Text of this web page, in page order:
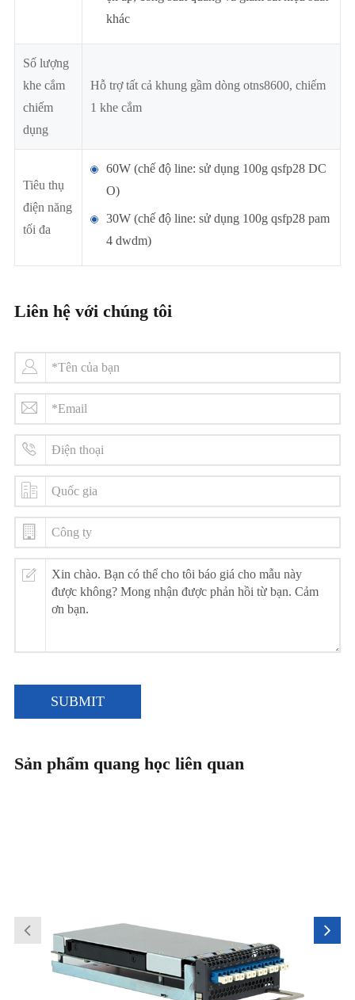
khác
Số lượng
khe cắm
chiếm
dụng
Hỗ trợ tất cả khung gầm dòng otns8600, chiếm
1 khe cắm
Tiêu thụ
điện năng
tối đa
60W (chế độ line: sử dụng 100g qsfp28 DC
O)
30W (chế độ line: sử dụng 100g qsfp28 pam
4 dwdm)
Liên hệ với chúng tôi
SUBMIT
Sản phẩm quang học liên quan